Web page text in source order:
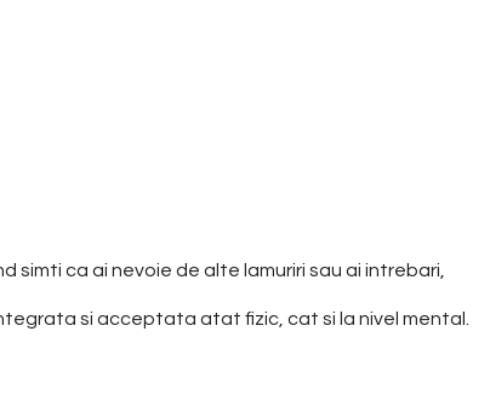
ca ai nevoie de alte lamuriri sau ai intrebari,
si acceptata atat fizic, cat si la nivel mental.